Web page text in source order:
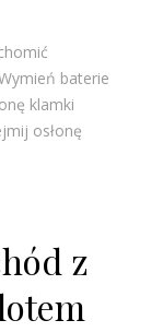
baterie
klamki
osłonę
z